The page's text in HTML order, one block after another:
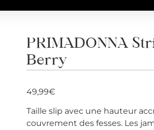
PRIMADONNA
Berry
49,99€
Taille slip avec une hauteur
couvrement des fesses. Les